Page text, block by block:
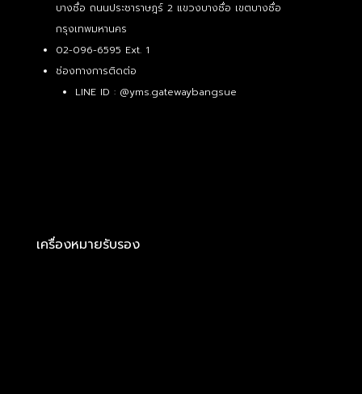
บางซื่อ ถนนประชาราษฎร์ 2 แขวงบางซื่อ เขตบางซื่อ
กรุงเทพมหานคร
02-096-6595 Ext. 1
ช่องทางการติดต่อ
LINE ID : @yms.gatewaybangsue
เครื่องหมายรับรอง